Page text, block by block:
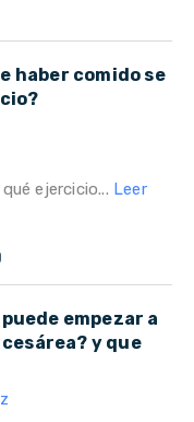
haber comido se
ejercicio... Leer
empezar a
y que